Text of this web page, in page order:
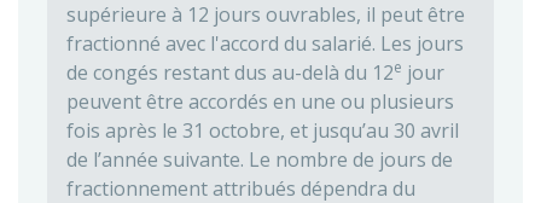
supérieure à 12 jours ouvrables, il peut être
fractionné avec l'accord du salarié. Les jours
de congés restant dus au-delà du 12e jour
peuvent être accordés en une ou plusieurs
fois après le 31 octobre, et jusqu’au 30 avril
de l’année suivante. Le nombre de jours de
fractionnement attribués dépendra du